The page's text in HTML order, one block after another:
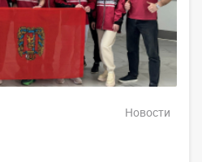
Новости